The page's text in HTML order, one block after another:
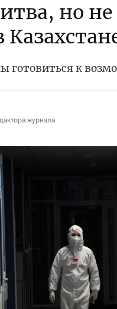
но
готовиться к
журнала